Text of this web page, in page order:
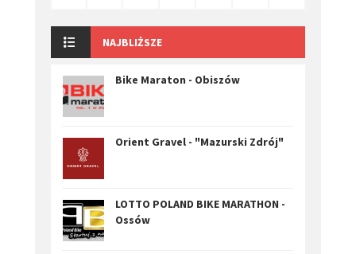
NAJBLIŻSZE
Bike Maraton - Obiszów
Orient Gravel - "Mazurski Zdrój"
LOTTO POLAND BIKE MARATHON -
Ossów